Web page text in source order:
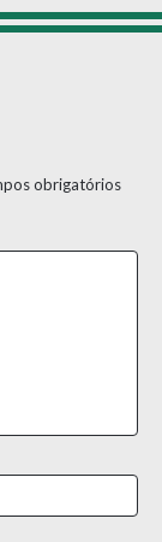
obrigatórios